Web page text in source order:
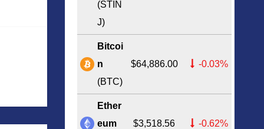
(STIN
J)
Bitcoi
n
(BTC)
$64,886.00 -0.03%
Ether
eum
$3,518.56 -0.62%